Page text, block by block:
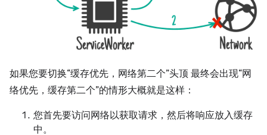
如果您要切换“缓存优先，网络第二个”头顶 最终会出现“网
络优先，缓存第二个”的情形大概就是这样：
您首先要访问网络以获取请求，然后将响应放入缓存
中。